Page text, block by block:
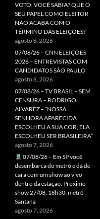
VOTO: VOCÊ SABIA? QUE O
SEU PAPEL COMO ELEITOR
NÃO ACABA COM O
TÉRMINO DAS ELEIÇÕES?
agosto 8, 2026
07/08/26 – CNN ELEIÇÕES
2026 – ENTREVISTAS COM
CANDIDATOS SÃO PAULO
agosto 8, 2026
07/08/26 – TV BRASIL – SEM
CENSURA – RODRIGO
ALVAREZ – “NOSSA
SENHORA APARECIDA
ESCOLHEU A SUA COR, ELA
ESCOLHEU SER BRASILEIRA”
agosto 7, 2026
07/08/26 – Em SP você
desembarca do metrô e dá de
cara com um show ao vivo
dentro da estação. Próximo
show 27/08, 18h30, metrô
Santana
agosto 7, 2026